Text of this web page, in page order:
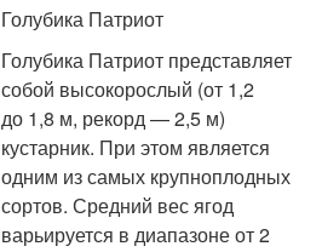
Голубика Патриот
Голубика Патриот представляет
собой высокорослый (от 1,2
до 1,8 м, рекорд — 2,5 м)
кустарник. При этом является
одним из самых крупноплодных
сортов. Средний вес ягод
варьируется в диапазоне от 2